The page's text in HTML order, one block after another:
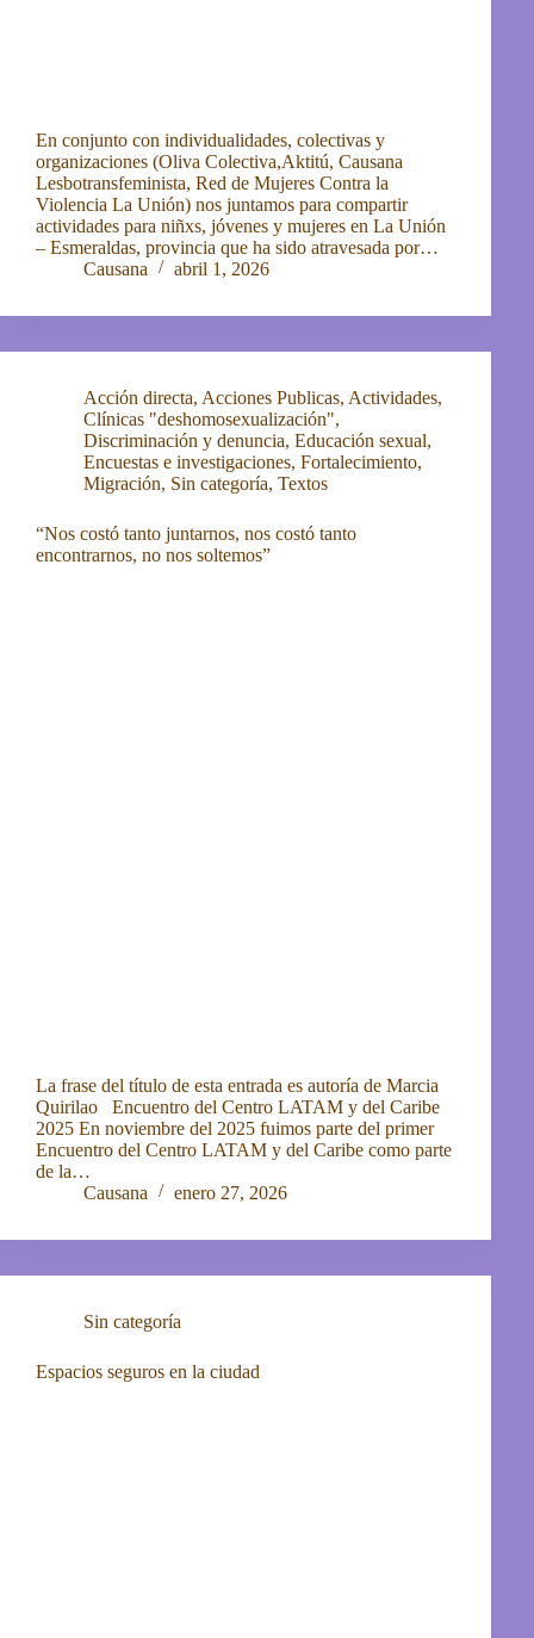
En conjunto con individualidades, colectivas у
organizaciones (Oliva Colectiva,Aktitú, Causana
Lesbotransfeminista, Red de Mujeres Contra la
Violencia La Unión) nos juntamos para compartir
actividades para niñxs, jóvenes y mujeres en La Unión
– Esmeraldas, provincia que ha sido atravesada por…
Causana
abril 1, 2026
Acción directa, Acciones Publicas, Actividades,
Clínicas "deshomosexualización",
Discriminación y denuncia, Educación sexual,
Encuestas e investigaciones, Fortalecimiento,
Migración, Sin categoría, Textos
“Nos costó tanto juntarnos, nos costó tanto
encontrarnos, no nos soltemos”
La frase del título de esta entrada es autoría de Marcia
Quirilao Encuentro del Centro LATAM y del Caribe
2025 En noviembre del 2025 fuimos parte del primer
Encuentro del Centro LATAM y del Caribe como parte
de la…
Causana
enero 27, 2026
Sin categoría
Espacios seguros en la ciudad